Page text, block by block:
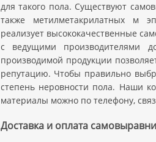
для такого пола. Существуют
также метилметакрилатных м
реализует высококачественные
с ведущими производителями
производимой продукции
репутацию. Чтобы правильно
степень неровности пола. Наши
материалы можно по телефону,
Доставка и оплата